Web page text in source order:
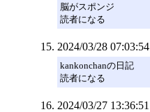
脳がスポンジ
読者になる
2024/03/28 07:03:54
kankonchanの日記
読者になる
2024/03/27 13:36:51